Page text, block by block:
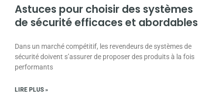
Astuces pour choisir des systèmes
de sécurité efficaces et abordables
Dans un marché compétitif, les revendeurs de systèmes de
sécurité doivent s’assurer de proposer des produits à la fois
performants
LIRE PLUS »